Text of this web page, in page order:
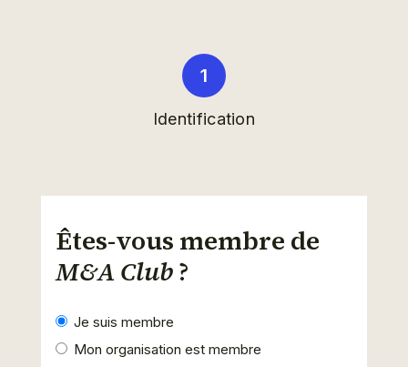
Identification
Êtes-vous membre de
M&A Club?
Je suis membre
Mon organisation est membre